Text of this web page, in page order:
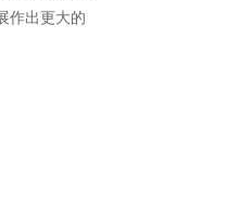
作出更大的